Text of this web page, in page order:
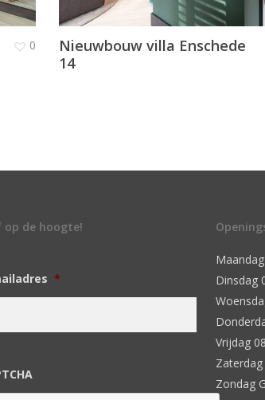
0
Nieuwbouw villa Enschede
14
op de hoogte!
*
Dinsdag
Vrijdag
Zondag